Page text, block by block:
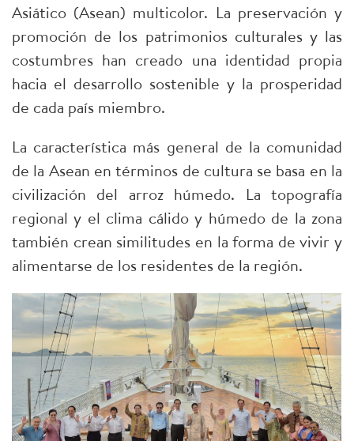
Asiático (Asean) multicolor. La preservación y
promoción de los patrimonios culturales y las
costumbres han creado una identidad propia
hacia el desarrollo sostenible y la prosperidad
de cada país miembro.
La característica más general de la comunidad
de la Asean en términos de cultura se basa en la
civilización del arroz húmedo. La topografía
regional y el clima cálido y húmedo de la zona
también crean similitudes en la forma de vivir y
alimentarse de los residentes de la región.